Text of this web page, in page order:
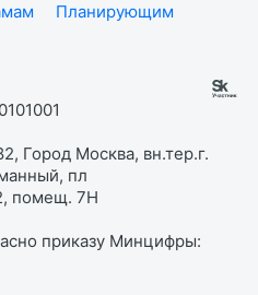
Планирующим
Город Москва, вн.тер.г.
пл
помещ. 7Н
приказу Минцифры: